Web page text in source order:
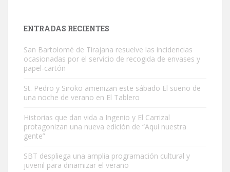
Este gato macho ha aparecido en la calle hace menos de un mes,
es muy manso y extremadamente cari...
Leales.org » Gran Canaria
ENTRADAS RECIENTES
San Bartolomé de Tirajana resuelve las incidencias
ocasionadas por el servicio de recogida de envases y
papel-cartón
St. Pedro y Siroko amenizan este sábado El sueño de
una noche de verano en El Tablero
Historias que dan vida a Ingenio y El Carrizal
protagonizan una nueva edición de “Aquí nuestra
gente”
SBT despliega una amplia programación cultural y
juvenil para dinamizar el verano